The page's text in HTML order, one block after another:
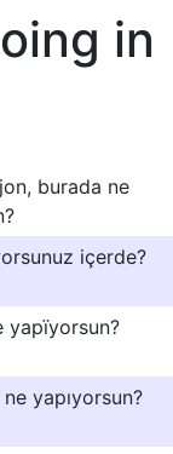
in
burada ne
içerde?
yapïyorsun?
yapıyorsun?